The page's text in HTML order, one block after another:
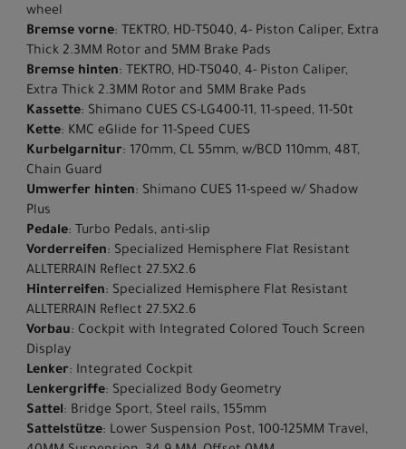
wheel
Bremse vorne: TEKTRO, HD-T5040, 4- Piston Caliper, Extra
Thick 2.3MM Rotor and 5MM Brake Pads
Bremse hinten: TEKTRO, HD-T5040, 4- Piston Caliper,
Extra Thick 2.3MM Rotor and 5MM Brake Pads
Kassette: Shimano CUES CS-LG400-11, 11-speed, 11-50t
Kette: KMC eGlide for 11-Speed CUES
Kurbelgarnitur: 170mm, CL 55mm, w/BCD 110mm, 48T,
Chain Guard
Umwerfer hinten: Shimano CUES 11-speed w/ Shadow
Plus
Pedale: Turbo Pedals, anti-slip
Vorderreifen: Specialized Hemisphere Flat Resistant
ALLTERRAIN Reflect 27.5X2.6
Hinterreifen: Specialized Hemisphere Flat Resistant
ALLTERRAIN Reflect 27.5X2.6
Vorbau: Cockpit with Integrated Colored Touch Screen
Display
Lenker: Integrated Cockpit
Lenkergriffe: Specialized Body Geometry
Sattel: Bridge Sport, Steel rails, 155mm
Sattelstütze: Lower Suspension Post, 100-125MM Travel,